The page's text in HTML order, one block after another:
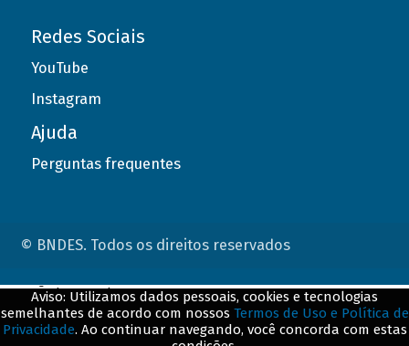
Redes Sociais
YouTube
Instagram
Ajuda
Perguntas frequentes
© BNDES. Todos os direitos reservados
Aviso: Utilizamos dados pessoais, cookies e tecnologias
semelhantes de acordo com nossos Termos de Uso e Política de
Privacidade. Ao continuar navegando, você concorda com estas
ConteÃºdo complementar
${title}${badge}